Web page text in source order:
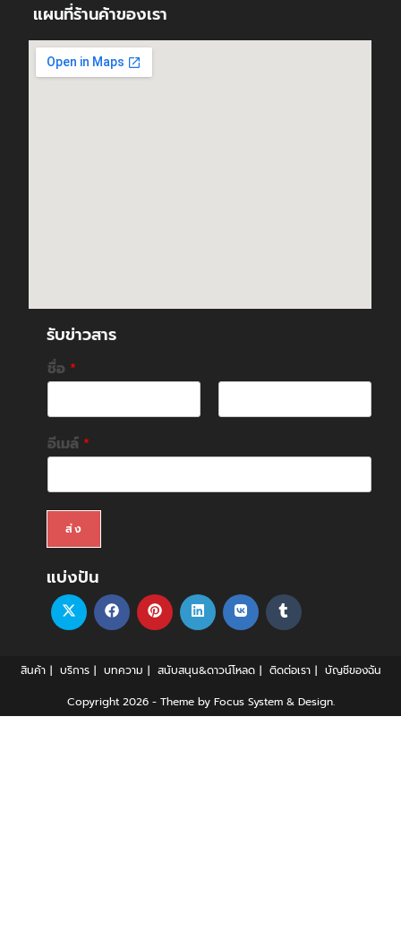
แผนที่ร้านค้าของเรา
รับข่าวสาร
ชื่อ *
F
i
r
L
อีเมล์ *
ส่ง
แบ่งปัน
สินค้า บริการ บทความ สนับสนุน&ดาวน์โหลด ติดต่อเรา
บัญชีของฉัน
Copyright 2026 - Theme by Focus System & Design.